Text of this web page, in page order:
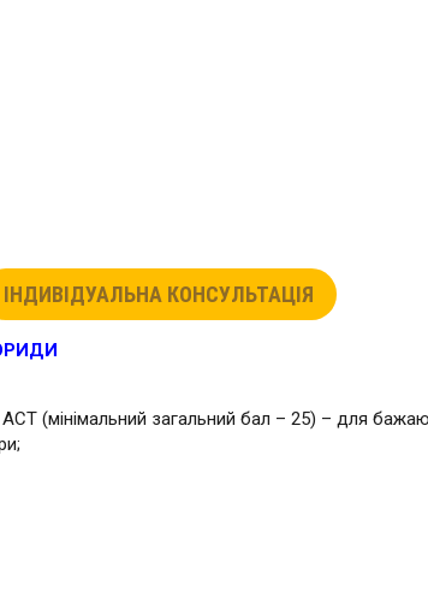
ІНДИВІДУАЛЬНА КОНСУЛЬТАЦІЯ
(мінімальний загальний бал – 25) – для